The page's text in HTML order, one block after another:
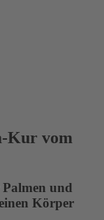
Kur vom
und
Körper